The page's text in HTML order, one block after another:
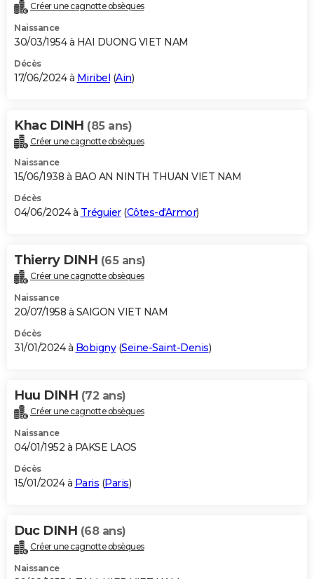
Créer une cagnotte obsèques
Naissance
30/03/1954 à HAI DUONG VIET NAM
Décès
17/06/2024 à Miribel (Ain)
Khac DINH (85 ans)
Créer une cagnotte obsèques
Naissance
15/06/1938 à BAO AN NINTH THUAN VIET NAM
Décès
04/06/2024 à Tréguier(Côtes-d'Armor)
Thierry DINH (65 ans)
Créer une cagnotte obsèques
Naissance
20/07/1958 à SAIGON VIET NAM
Décès
31/01/2024 à Bobigny(Seine-Saint-Denis)
Huu DINH (72 ans)
Créer une cagnotte obsèques
Naissance
04/01/1952 à PAKSE LAOS
Décès
15/01/2024 à Paris (Paris)
Duc DINH (68 ans)
Créer une cagnotte obsèques
Naissance